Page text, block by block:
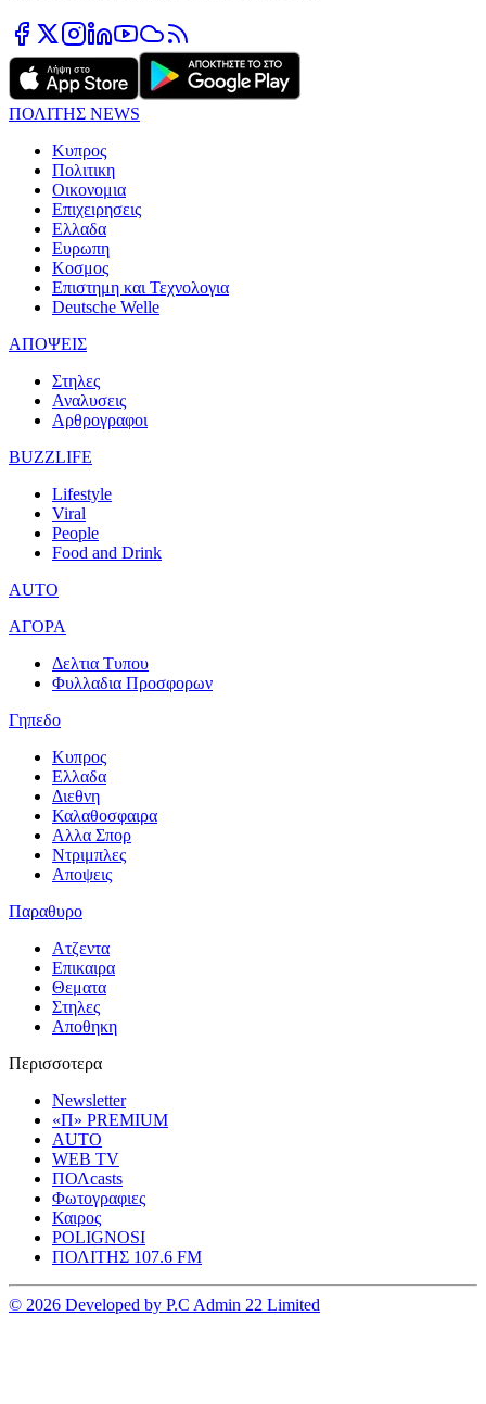
ΠΟΛΙΤΗΣ NEWS
Κυπρος
Πολιτικη
Οικονομια
Επιχειρησεις
Ελλαδα
Ευρωπη
Κοσμος
Επιστημη και Τεχνολογια
Deutsche Welle
ΑΠΟΨΕΙΣ
Στηλες
Αναλυσεις
Αρθρογραφοι
BUZZLIFE
Lifestyle
Viral
People
Food and Drink
AUTO
ΑΓΟΡΑ
Δελτια Τυπου
Φυλλαδια Προσφορων
Γηπεδο
Κυπρος
Ελλαδα
Διεθνη
Καλαθοσφαιρα
Αλλα Σπορ
Ντριμπλες
Αποψεις
Παραθυρο
Ατζεντα
Επικαιρα
Θεματα
Στηλες
Αποθηκη
Περισσοτερα
Newsletter
«Π» PREMIUM
AUTO
WEB TV
ΠΟΛcasts
Φωτογραφιες
Καιρος
POLIGNOSI
ΠΟΛΙΤΗΣ 107.6 FM
© 2026 Developed by P.C Admin 22 Limited